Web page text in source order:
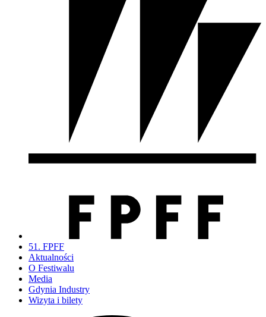
51. FPFF
Aktualności
O Festiwalu
Media
Gdynia Industry
Wizyta i bilety